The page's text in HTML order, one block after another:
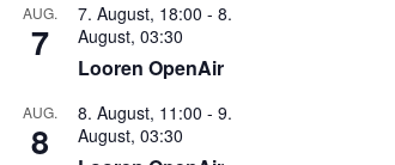
AUG.
7
7. August, 18:00 -8.
August, 03:30
Looren OpenAir
AUG.
8
8. August, 11:00 -9.
August, 03:30